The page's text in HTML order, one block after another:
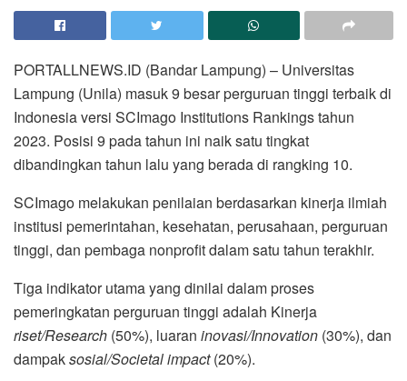
PORTALLNEWS.ID (Bandar Lampung) – Universitas
Lampung (Unila) masuk 9 besar perguruan tinggi terbaik di
Indonesia versi SCImago Institutions Rankings tahun
2023. Posisi 9 pada tahun ini naik satu tingkat
dibandingkan tahun lalu yang berada di rangking 10.
SCImago melakukan penilaian berdasarkan kinerja ilmiah
institusi pemerintahan, kesehatan, perusahaan, perguruan
tinggi, dan pembaga nonprofit dalam satu tahun terakhir.
Tiga indikator utama yang dinilai dalam proses
pemeringkatan perguruan tinggi adalah Kinerja
riset/Research (50%), luaran inovasi/Innovation (30%), dan
dampaksosial/Societal impact(20%).